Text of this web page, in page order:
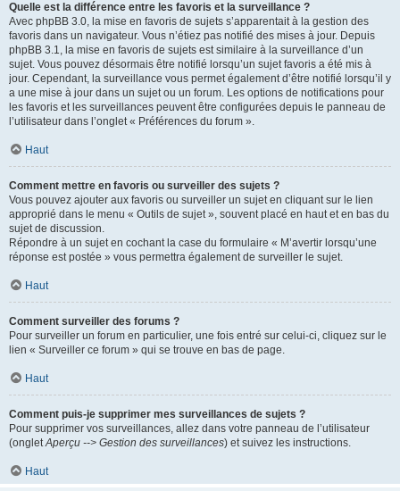
Quelle est la différence entre les favoris et la surveillance ?
Avec phpBB 3.0, la mise en favoris de sujets s’apparentait à la gestion des
favoris dans un navigateur. Vous n’étiez pas notifié des mises à jour. Depuis
phpBB 3.1, la mise en favoris de sujets est similaire à la surveillance d’un
sujet. Vous pouvez désormais être notifié lorsqu’un sujet favoris a été mis à
jour. Cependant, la surveillance vous permet également d’être notifié lorsqu’il y
a une mise à jour dans un sujet ou un forum. Les options de notifications pour
les favoris et les surveillances peuvent être configurées depuis le panneau de
l’utilisateur dans l’onglet « Préférences du forum ».
Haut
Comment mettre en favoris ou surveiller des sujets ?
Vous pouvez ajouter aux favoris ou surveiller un sujet en cliquant sur le lien
approprié dans le menu « Outils de sujet », souvent placé en haut et en bas du
sujet de discussion.
Répondre à un sujet en cochant la case du formulaire « M’avertir lorsqu’une
réponse est postée » vous permettra également de surveiller le sujet.
Haut
Comment surveiller des forums ?
Pour surveiller un forum en particulier, une fois entré sur celui-ci, cliquez sur le
lien « Surveiller ce forum » qui se trouve en bas de page.
Haut
Comment puis-je supprimer mes surveillances de sujets ?
Pour supprimer vos surveillances, allez dans votre panneau de l’utilisateur
(ongletAperçu --> Gestion des surveillances) et suivez les instructions.
Haut